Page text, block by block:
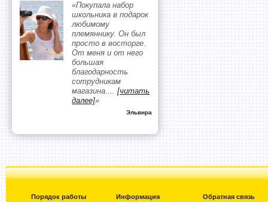
«Покупала набор
школьника в подарок
любимому
племяннику. Он был
просто в восторге.
От меня и от него
большая
благодарность
сотрудникам
магазина.... [читать
далее]»
Эльвира
Порядок работы
Информация
Обратная связь